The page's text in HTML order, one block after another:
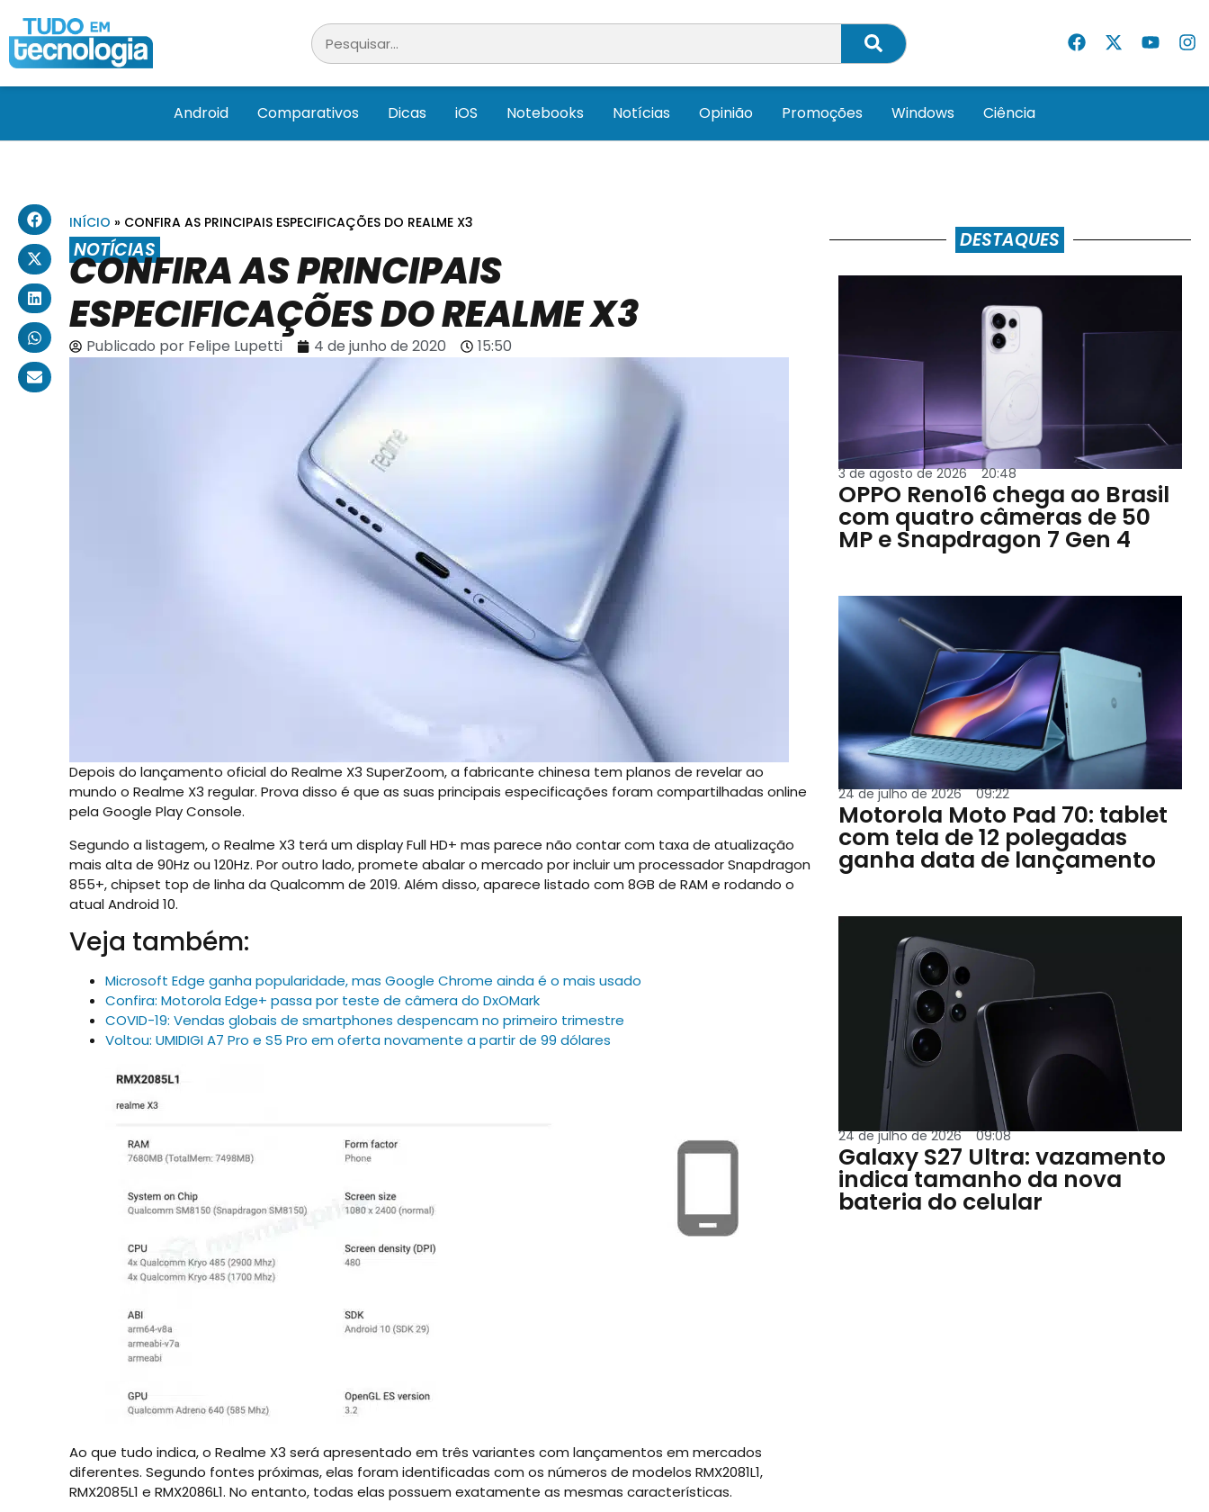
Android Comparativos Dicas iOS Notebooks Notícias Opinião Promoções Windows Ciência
INÍCIO » CONFIRA AS PRINCIPAIS ESPECIFICAÇÕES DO REALME X3
NOTÍCIAS
CONFIRA AS PRINCIPAIS
ESPECIFICAÇÕES DO REALME X3
Publicado porFelipe Lupetti 4 de junho de 2020 15:50
Depois do lançamento oficial do Realme X3 SuperZoom, a fabricante chinesa tem planos de revelar ao
mundo o Realme X3 regular. Prova disso é que as suas principais especificações foram compartilhadas online
pela Google Play Console.
Segundo a listagem, o Realme X3 terá um display Full HD+ mas parece não contar com taxa de atualização
mais alta de 90Hz ou 120Hz. Por outro lado, promete abalar o mercado por incluir um processador Snapdragon
855+, chipset top de linha da Qualcomm de 2019. Além disso, aparece listado com 8GB de RAM e rodando o
atual Android 10.
Veja também:
Microsoft Edge ganha popularidade, mas Google Chrome ainda é o mais usado
Confira: Motorola Edge+ passa por teste de câmera do DxOMark
COVID-19: Vendas globais de smartphones despencam no primeiro trimestre
Voltou: UMIDIGI A7 Pro e S5 Pro em oferta novamente a partir de 99 dólares
Ao que tudo indica, o Realme X3 será apresentado em três variantes com lançamentos em mercados
diferentes. Segundo fontes próximas, elas foram identificadas com os números de modelos RMX2081L1,
RMX2085L1 e RMX2086L1. No entanto, todas elas possuem exatamente as mesmas características.
DESTAQUES
3 de agosto de 2026 20:48
OPPO Reno16 chega ao Brasil
com quatro câmeras de 50
MP e Snapdragon 7 Gen 4
24 de julho de 2026 09:22
Motorola Moto Pad 70: tablet
com tela de 12 polegadas
ganha data de lançamento
24 de julho de 2026 09:08
Galaxy S27 Ultra: vazamento
indica tamanho da nova
bateria do celular